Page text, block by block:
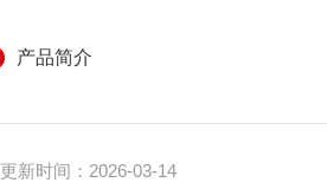
产品简介
更新时间：2026-03-14